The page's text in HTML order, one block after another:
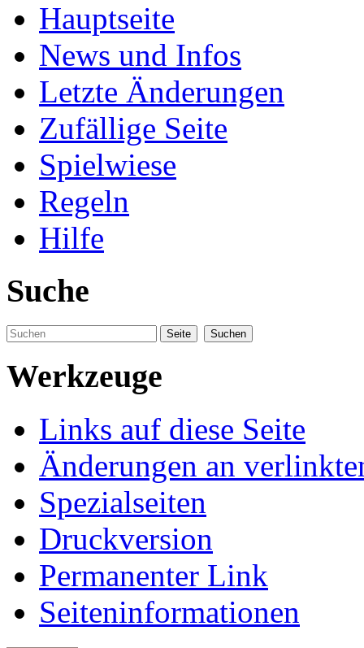
Hauptseite
News und Infos
Letzte Änderungen
Zufällige Seite
Spielwiese
Regeln
Hilfe
Suche
Werkzeuge
Links auf diese Seite
Änderungen an
Spezialseiten
Druckversion
Permanenter Link
Seiteninformationen